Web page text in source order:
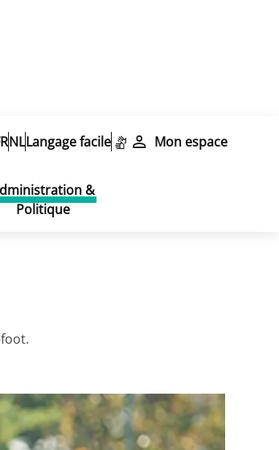
NLLangage facile Mon espace
&
Politique